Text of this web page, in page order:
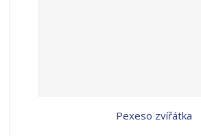
Pexeso zvířátka